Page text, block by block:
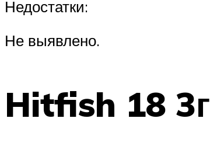
Недостатки:
Не выявлено.
Hitfish 18